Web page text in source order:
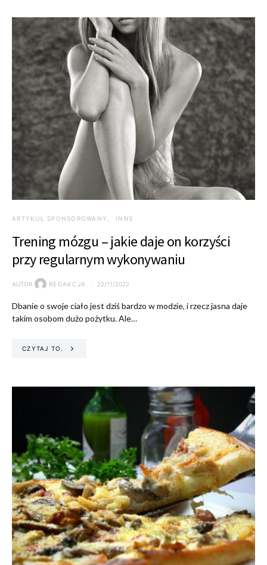
ARTYKUŁ SPONSOROWANY INNE
Trening mózgu – jakie daje on korzyści
przy regularnym wykonywaniu
AUTOR REDAKCJA 22/11/2022
Dbanie o swoje ciało jest dziś bardzo w modzie, i rzecz jasna daje
takim osobom dużo pożytku. Ale…
CZYTAJ TO.